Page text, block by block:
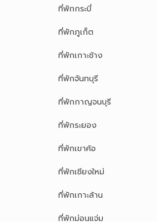
ที่พักกระบี่
ที่พักภูเก็ต
ที่พักเกาะช้าง
ที่พักจันทบุรี
ที่พักกาญจนบุรี
ที่พักระยอง
ที่พักเขาค้อ
ที่พักเชียงใหม่
ที่พักเกาะล้าน
ที่พักม่อนแจ่ม